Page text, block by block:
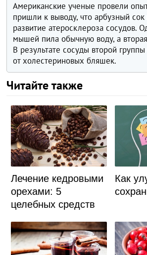
Американские ученые провели
пришли к выводу, что арбузный
развитие атеросклероза сосудов.
мышей пила обычную воду, а
В результате сосуды второй
от холестериновых бляшек.
Читайте также
Лечение кедровыми
орехами: 5
целебных средств
Как